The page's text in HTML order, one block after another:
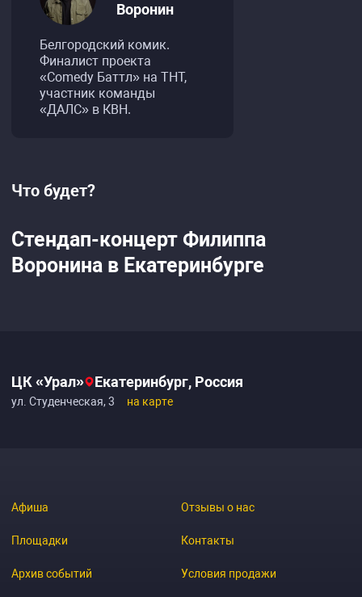
Воронин
Белгородский комик.
Финалист проекта
«Comedy Баттл» на ТНТ,
участник команды
«ДАЛС» в КВН.
Что будет?
Стендап-концерт Филиппа
Воронина в Екатеринбурге
ЦК «Урал» Екатеринбург, Россия
ул. Студенческая, 3 на карте
Афиша
Площадки
Архив событий
Отзывы о нас
Контакты
Условия продажи